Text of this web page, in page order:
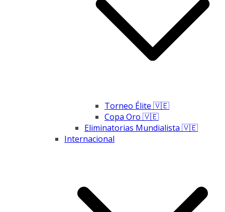
Torneo Élite 🇻🇪
Copa Oro 🇻🇪
Eliminatorias Mundialista 🇻🇪
Internacional